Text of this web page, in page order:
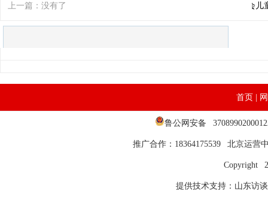
上一篇：没有了 下一篇：济宁市爱眼护眼协会
首页|
鲁公网安备
推广合作：18364175539 北京运营
Copyright
提供技术支持：山东访